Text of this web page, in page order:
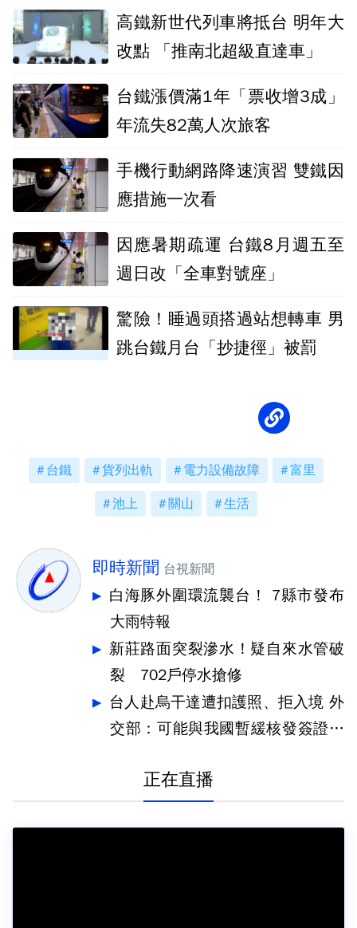
高鐵新世代列車將抵台 明年大
改點 「推南北超級直達車」
台鐵漲價滿1年「票收增3成」
年流失82萬人次旅客
手機行動網路降速演習 雙鐵因
應措施一次看
因應暑期疏運 台鐵8月週五至
週日改「全車對號座」
驚險！睡過頭搭過站想轉車 男
跳台鐵月台「抄捷徑」被罰
台鐵 貨列出軌 電力設備故障 富里
池上 關山 生活
即時新聞 台視新聞
白海豚外圍環流襲台！ 7縣市發布
大雨特報
新莊路面突裂滲水！疑自來水管破
裂 702戶停水搶修
台人赴烏干達遭扣護照、拒入境 外
交部：可能與我國暫緩核發簽證有
正在直播